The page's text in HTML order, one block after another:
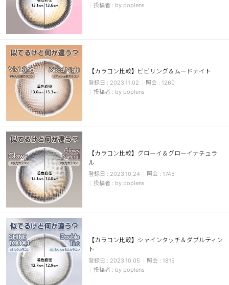
アプリダウンロード
INSTAGRAM TWITTER
by poplens
【カラコン比較】ビビリング＆ムードナイト
2023.11.02
1260
by poplens
【カラコン比較】グローイ＆グローイナチュラ
ル
2023.10.24
1745
by poplens
【カラコン比較】シャインタッチ＆ダブルティン
ト
2023.10.05
1815
by poplens